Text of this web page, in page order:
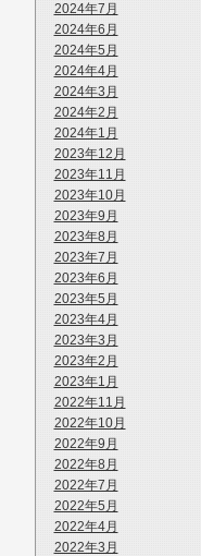
2024年7月
2024年6月
2024年5月
2024年4月
2024年3月
2024年2月
2024年1月
2023年12月
2023年11月
2023年10月
2023年9月
2023年8月
2023年7月
2023年6月
2023年5月
2023年4月
2023年3月
2023年2月
2023年1月
2022年11月
2022年10月
2022年9月
2022年8月
2022年7月
2022年5月
2022年4月
2022年3月